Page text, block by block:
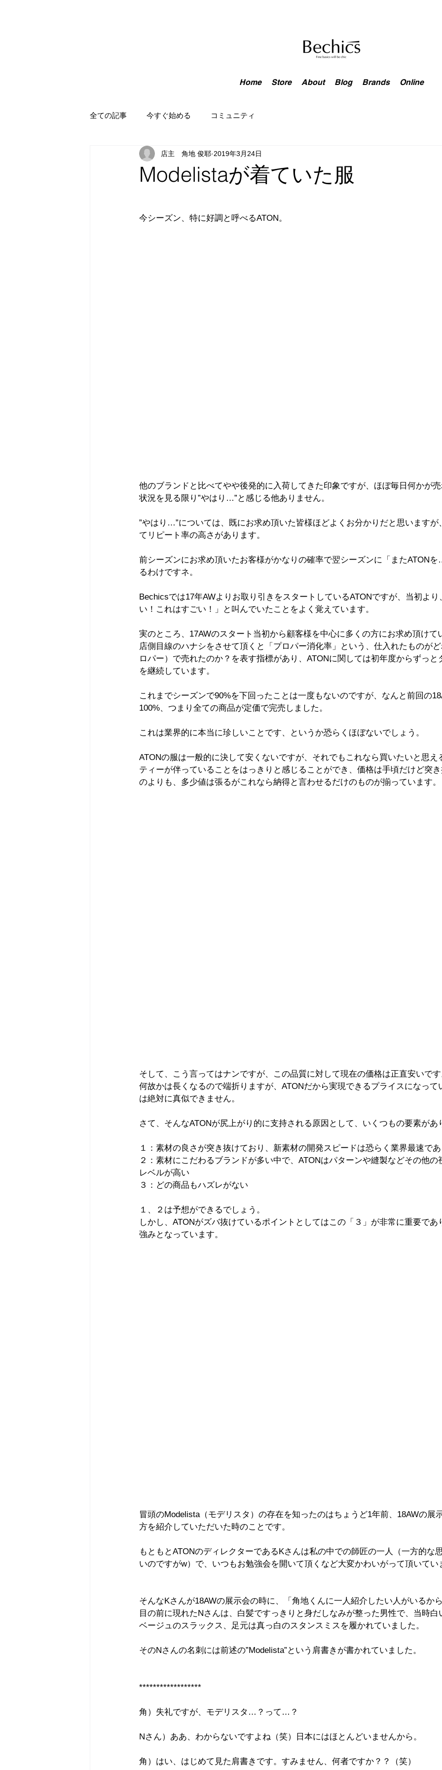
Home Store About Blog Brands Online
全ての記事 今すぐ始める コミュニティ
Modelistaが着ていた服
店主 角地 俊耶 2019年3月24日
今シーズン、特に好調と呼べるATON。
他のブランドと比べてやや後発的に入荷してきた印象ですが、ほぼ毎日何かが
状況を見る限り”やはり…”と感じる他ありません。
”やはり…”については、既にお求め頂いた皆様ほどよくお分かりだと思いますが
てリピート率の高さがあります。
前シーズンにお求め頂いたお客様がかなりの確率で翌シーズンに「またATON
るわけですネ。
Bechicsでは17年AWよりお取り引きをスタートしているATONですが、当初よ
い！これはすごい！」と叫んでいたことをよく覚えています。
実のところ、17AWのスタート当初から顧客様を中心に多くの方にお求め頂けて
店側目線のハナシをさせて頂くと「プロパー消化率」という、仕入れたものが
ロパー）で売れたのか？を表す指標があり、ATONに関しては初年度からずっと
を継続しています。
これまでシーズンで90%を下回ったことは一度もないのですが、なんと前回の
100%、つまり全ての商品が定価で完売しました。
これは業界的に本当に珍しいことです、というか恐らくほぼないでしょう。
ATONの服は一般的に決して安くないですが、それでもこれなら買いたいと思え
ティーが伴っていることをはっきりと感じることができ、価格は手頃だけど突
のよりも、多少値は張るがこれなら納得と言わせるだけのものが揃っています。
そして、こう言ってはナンですが、この品質に対して現在の価格は正直安いです
何故かは長くなるので端折りますが、ATONだから実現できるプライスになって
は絶対に真似できません。
さて、そんなATONが尻上がり的に支持される原因として、いくつもの要素があ
１：素材の良さが突き抜けており、新素材の開発スピードは恐らく業界最速であ
２：素材にこだわるブランドが多い中で、ATONはパターンや縫製などその他の
レベルが高い
３：どの商品もハズレがない
１、２は予想ができるでしょう。
しかし、ATONがズバ抜けているポイントとしてはこの「３」が非常に重要であ
強みとなっています。
冒頭のModelista（モデリスタ）の存在を知ったのはちょうど1年前、18AWの展
方を紹介していただいた時のことです。
もともとATONのディレクターであるKさんは私の中での師匠の一人（一方的な
いのですがw）で、いつもお勉強会を開いて頂くなど大変かわいがって頂いてい
そんなKさんが18AWの展示会の時に、「角地くんに一人紹介したい人がいるか
目の前に現れたNさんは、白髪ですっきりと身だしなみが整った男性で、当時白
ベージュのスラックス、足元は真っ白のスタンスミスを履かれていました。
そのNさんの名刺には前述の”Modelista”という肩書きが書かれていました。
******************
角）失礼ですが、モデリスタ…？って…？
Nさん）ああ、わからないですよね（笑）日本にはほとんどいませんから。
角）はい、はじめて見た肩書きです。すみません、何者ですか？？（笑）